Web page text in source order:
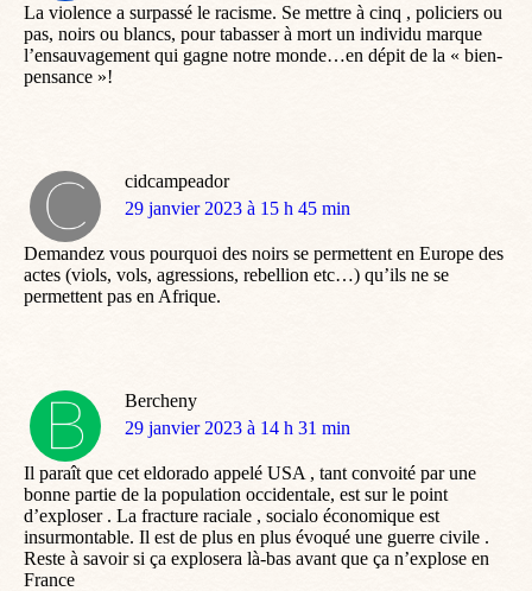
La violence a surpassé le racisme. Se mettre à cinq , policiers ou
pas, noirs ou blancs, pour tabasser à mort un individu marque
l’ensauvagement qui gagne notre monde…en dépit de la « bien-
pensance »!
cidcampeador
dit
29 janvier 2023 à 15 h 45 min
Demandez vous pourquoi des noirs se permettent en Europe des
actes (viols, vols, agressions, rebellion etc…) qu’ils ne se
permettent pas en Afrique.
Bercheny
dit
29 janvier 2023 à 14 h 31 min
Il paraît que cet eldorado appelé USA , tant convoité par une
bonne partie de la population occidentale, est sur le point
d’exploser . La fracture raciale , socialo économique est
insurmontable. Il est de plus en plus évoqué une guerre civile .
Reste à savoir si ça explosera là-bas avant que ça n’explose en
France